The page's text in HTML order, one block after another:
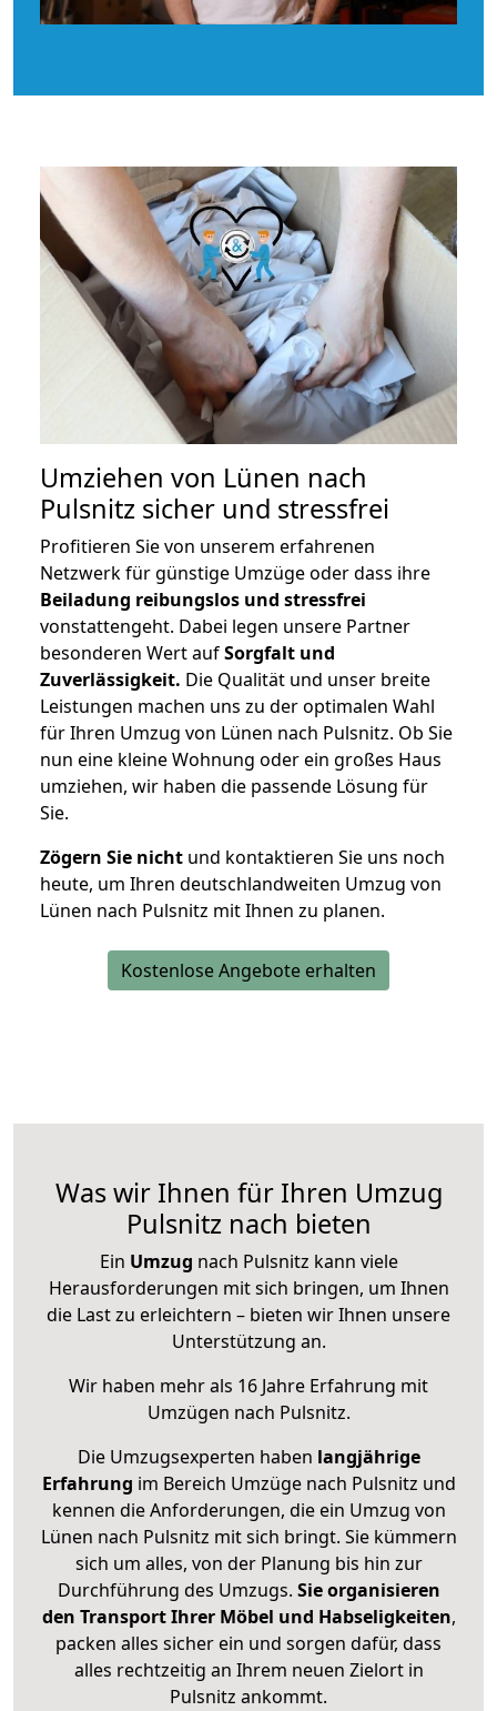
Umziehen von Lünen nach
Pulsnitz sicher und stressfrei
Profitieren Sie von unserem erfahrenen
Netzwerk für günstige Umzüge oder dass ihre
Beiladung reibungslos und stressfrei
vonstattengeht. Dabei legen unsere Partner
besonderen Wert aufSorgfalt und
Zuverlässigkeit. Die Qualität und unser breite
Leistungen machen uns zu der optimalen Wahl
für Ihren Umzug von Lünen nach Pulsnitz. Ob Sie
nun eine kleine Wohnung oder ein großes Haus
umziehen, wir haben die passende Lösung für
Sie.
Zögern Sie nicht und kontaktieren Sie uns noch
heute, um Ihren deutschlandweiten Umzug von
Lünen nach Pulsnitz mit Ihnen zu planen.
Kostenlose Angebote erhalten
Was wir Ihnen für Ihren Umzug
Pulsnitz nach bieten
Ein Umzug nach Pulsnitz kann viele
Herausforderungen mit sich bringen, um Ihnen
die Last zu erleichtern – bieten wir Ihnen unsere
Unterstützung an.
Wir haben mehr als 16 Jahre Erfahrung mit
Umzügen nach Pulsnitz.
Die Umzugsexperten haben langjährige
Erfahrung im Bereich Umzüge nach Pulsnitz und
kennen die Anforderungen, die ein Umzug von
Lünen nach Pulsnitz mit sich bringt. Sie kümmern
sich um alles, von der Planung bis hin zur
Durchführung des Umzugs. Sie organisieren
den Transport Ihrer Möbel und Habseligkeiten,
packen alles sicher ein und sorgen dafür, dass
alles rechtzeitig an Ihrem neuen Zielort in
Pulsnitz ankommt.